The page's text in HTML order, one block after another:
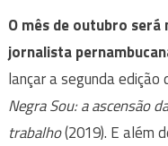
O mês de outubro
jornalista
lançar a segunda
Negra Sou: a ascensão
trabalho(2019). E além